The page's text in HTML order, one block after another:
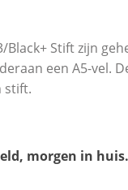
Stift zijn
een A5-vel.
stift.
morgen in huis.